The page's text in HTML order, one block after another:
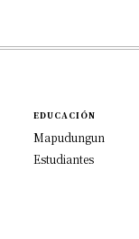
EDUCACIÓN
Mapudungun
Estudiantes